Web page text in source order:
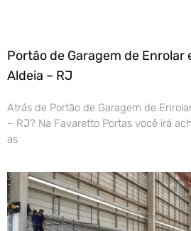
Portão de Garagem de Enrolar
Aldeia – RJ
Atrás de Portão de Garagem de
– RJ? Na Favaretto Portas você irá
as